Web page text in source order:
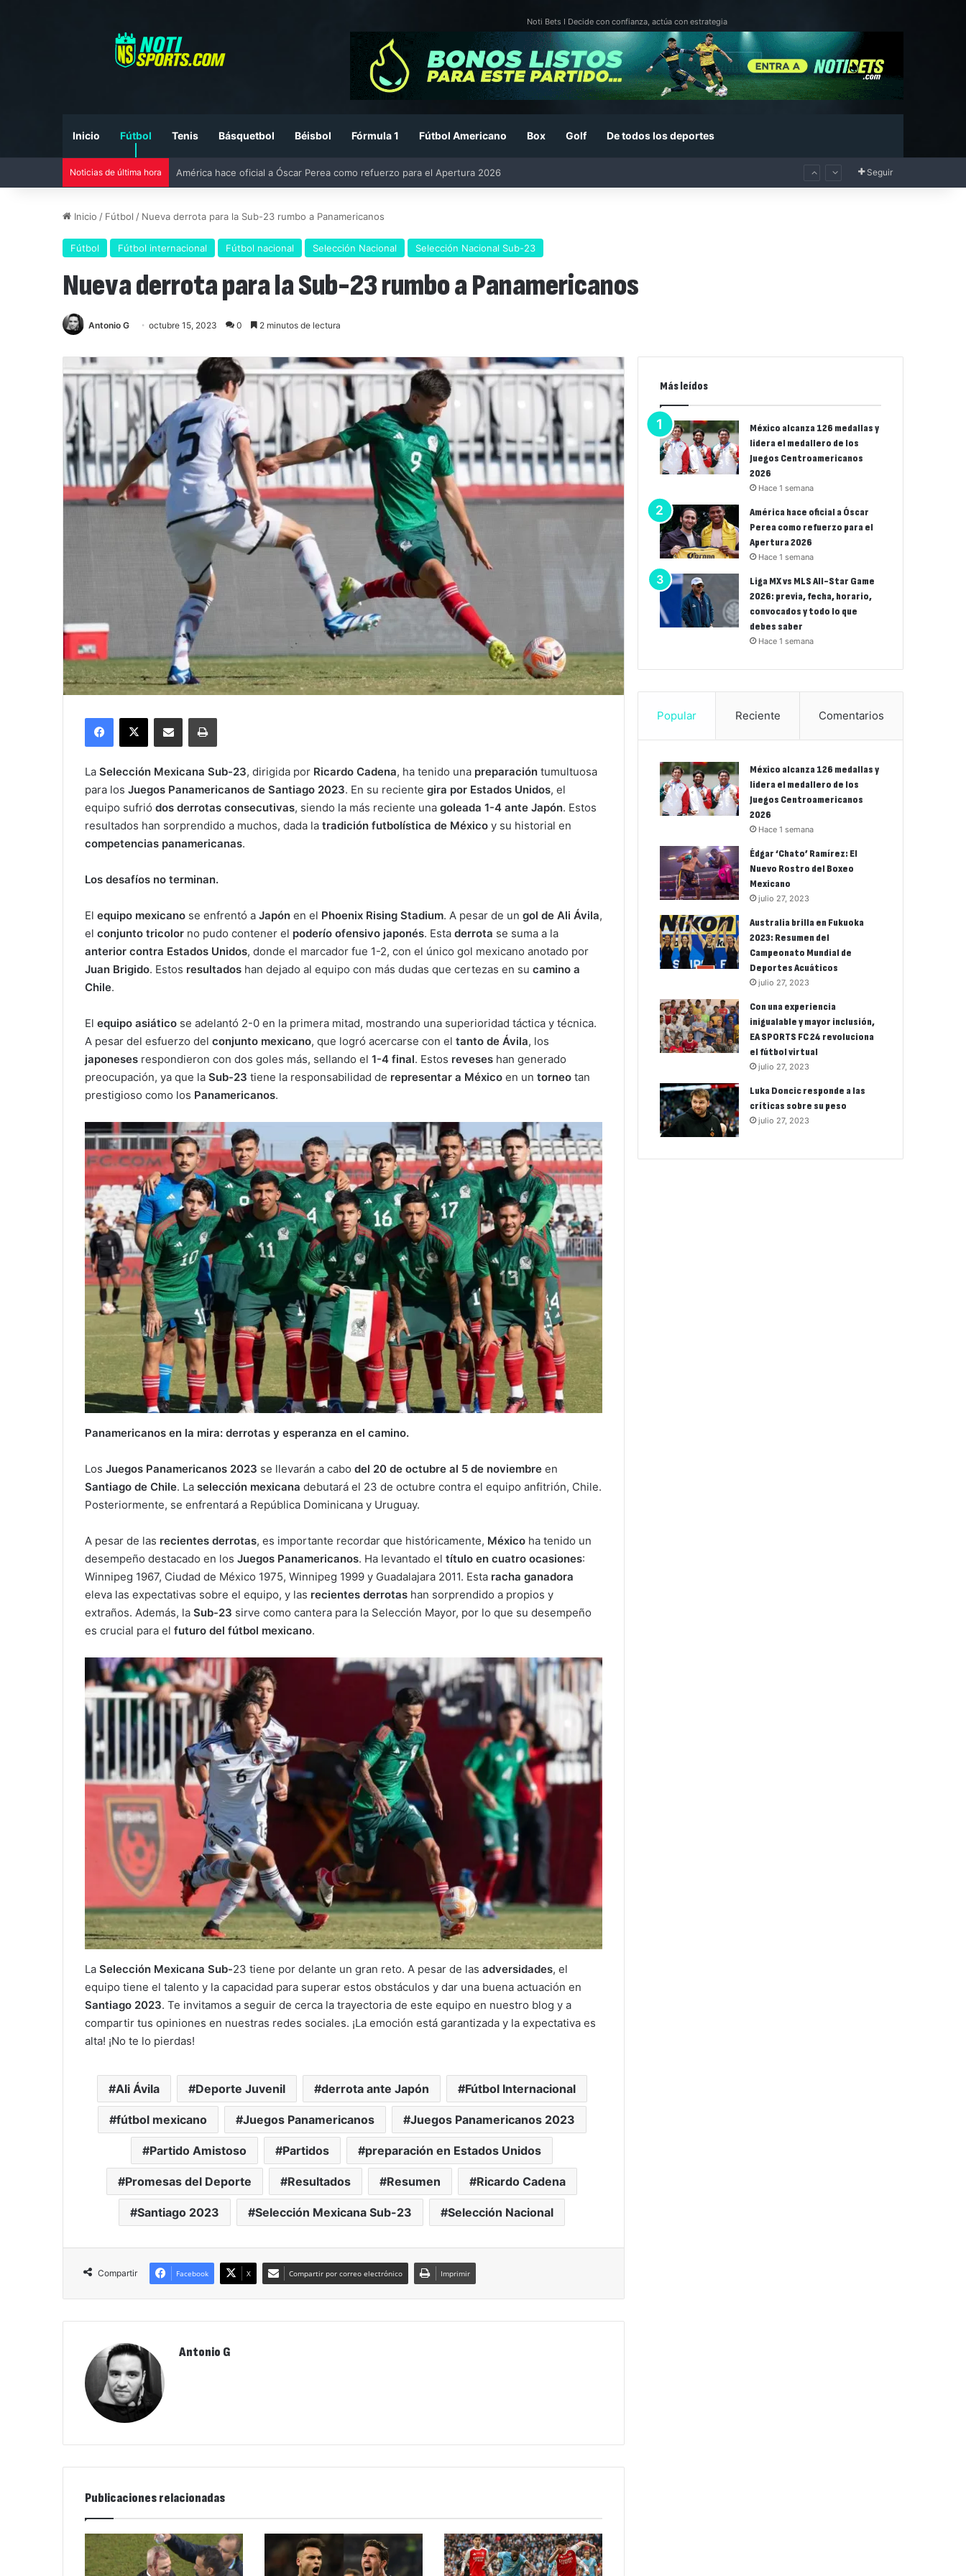
Noti Bets I Decide con confianza, actúa con estrategia
Inicio Fútbol Tenis Básquetbol Béisbol Fórmula 1 Fútbol Americano Box Golf De todos los deportes
Noticias de última hora Liga MX vs MLS All-Star Game 2026: previa, fecha, horario, convocados y todo lo que debes saber Seguir
Inicio / Fútbol / Nueva derrota para la Sub-23 rumbo a Panamericanos
Fútbol Fútbol internacional Fútbol nacional Selección Nacional Selección Nacional Sub-23
Nueva derrota para la Sub-23 rumbo a Panamericanos
Antonio G octubre 15, 2023 0 2 minutos de lectura
Facebook
X Compartir por correo electrónicoImprimir
La Selección Mexicana Sub-23, dirigida por Ricardo Cadena, ha tenido una preparación tumultuosa
para los Juegos Panamericanos de Santiago 2023. En su reciente gira por Estados Unidos, el
equipo sufrió dos derrotas consecutivas, siendo la más reciente una goleada 1-4 ante Japón. Estos
resultados han sorprendido a muchos, dada la tradición futbolística de México y su historial en
competencias panamericanas.
Los desafíos no terminan.
El equipo mexicano se enfrentó a Japón en el Phoenix Rising Stadium. A pesar de un gol de Ali Ávila,
el conjunto tricolor no pudo contener el poderío ofensivo japonés. Esta derrota se suma a la
anterior contra Estados Unidos, donde el marcador fue 1-2, con el único gol mexicano anotado por
Juan Brigido. Estos resultados han dejado al equipo con más dudas que certezas en su camino a
Chile.
El equipo asiático se adelantó 2-0 en la primera mitad, mostrando una superioridad táctica y técnica.
A pesar del esfuerzo del conjunto mexicano, que logró acercarse con el tanto de Ávila, los
japoneses respondieron con dos goles más, sellando el 1-4 final. Estos reveses han generado
preocupación, ya que la Sub-23 tiene la responsabilidad de representar a México en un torneo tan
prestigioso como los Panamericanos.
Panamericanos en la mira: derrotas y esperanza en el camino.
Los Juegos Panamericanos 2023 se llevarán a cabo del 20 de octubre al 5 de noviembre en
Santiago de Chile. La selección mexicana debutará el 23 de octubre contra el equipo anfitrión, Chile.
Posteriormente, se enfrentará a República Dominicana y Uruguay.
A pesar de las recientes derrotas, es importante recordar que históricamente, México ha tenido un
desempeño destacado en los Juegos Panamericanos. Ha levantado el título en cuatro ocasiones:
Winnipeg 1967, Ciudad de México 1975, Winnipeg 1999 y Guadalajara 2011. Esta racha ganadora
eleva las expectativas sobre el equipo, y las recientes derrotas han sorprendido a propios y
extraños. Además, la Sub-23 sirve como cantera para la Selección Mayor, por lo que su desempeño
es crucial para el futuro del fútbol mexicano.
La Selección Mexicana Sub-23 tiene por delante un gran reto. A pesar de las adversidades, el
equipo tiene el talento y la capacidad para superar estos obstáculos y dar una buena actuación en
Santiago 2023. Te invitamos a seguir de cerca la trayectoria de este equipo en nuestro blog y a
compartir tus opiniones en nuestras redes sociales. ¡La emoción está garantizada y la expectativa es
alta! ¡No te lo pierdas!
Ali Ávila Deporte Juvenil derrota ante Japón Fútbol Internacional
fútbol mexicano Juegos Panamericanos Juegos Panamericanos 2023
Partido Amistoso Partidos preparación en Estados Unidos
Promesas del Deporte Resultados Resumen Ricardo Cadena
Santiago 2023 Selección Mexicana Sub-23 Selección Nacional
Compartir Facebook X Compartir por correo electrónico Imprimir
Antonio G
Publicaciones relacionadas
Más leídos
México alcanza 126 medallas y
lidera el medallero de los
Juegos Centroamericanos
2026
Hace 1 semana
América hace oficial a Óscar
Perea como refuerzo para el
Apertura 2026
Hace 1 semana
Liga MX vs MLS All-Star Game
2026: previa, fecha, horario,
convocados y todo lo que
debes saber
Hace 1 semana
Popular Reciente Comentarios
México alcanza 126 medallas y
lidera el medallero de los
Juegos Centroamericanos
2026
Hace 1 semana
Édgar ‘Chato’ Ramírez: El
Nuevo Rostro del Boxeo
Mexicano
julio 27, 2023
Australia brilla en Fukuoka
2023: Resumen del
Campeonato Mundial de
Deportes Acuáticos
julio 27, 2023
Con una experiencia
inigualable y mayor inclusión,
EA SPORTS FC 24 revoluciona
el fútbol virtual
julio 27, 2023
Luka Doncic responde a las
críticas sobre su peso
julio 27, 2023